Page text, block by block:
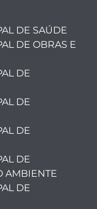
DE SAÚDE
DE OBRAS E
DE
DE
DE
DE
AMBIENTE
DE